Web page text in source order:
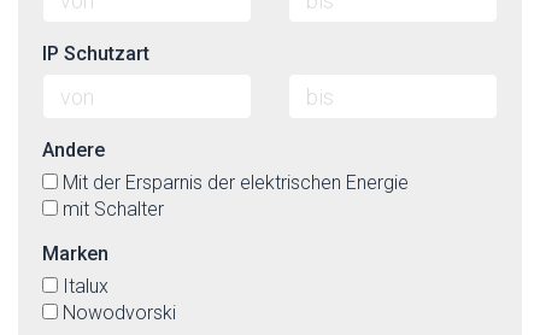
IP Schutzart
Andere
Mit der Ersparnis der elektrischen Energie
mit Schalter
Marken
Italux
Nowodvorski